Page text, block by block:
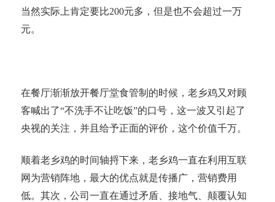
当然实际上肯定要比200元多，但是也不会超过一万
元。
在餐厅渐渐放开餐厅堂食管制的时候，老乡鸡又对顾
客喊出了“不洗手不让吃饭”的口号，这一波又引起了
央视的关注，并且给予正面的评价，这个价值千万。
顺着老乡鸡的时间轴捋下来，老乡鸡一直在利用互联
网为营销阵地，最大的优点就是传播广，营销费用
低。其次，公司一直在通过矛盾、接地气、颠覆认知